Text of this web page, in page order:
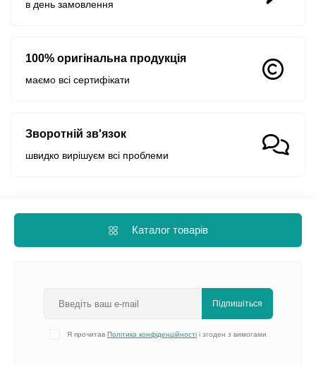
в день замовлення
100% оригінальна продукція
маємо всі сертифікати
Зворотній зв'язок
швидко вирішуєм всі проблеми
Каталог товарів
Підпишіться
Я прочитав Політика конфіденційності і згоден з вимогами